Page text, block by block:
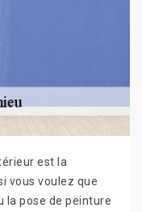
est la
vous voulez que
la pose de peinture